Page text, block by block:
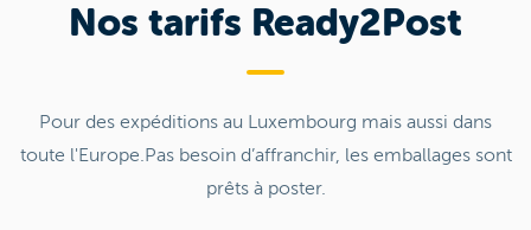
Nos tarifs Ready2Post
Pour des expéditions au Luxembourg mais aussi dans
toute l'Europe.Pas besoin d’affranchir, les emballages sont
prêts à poster.